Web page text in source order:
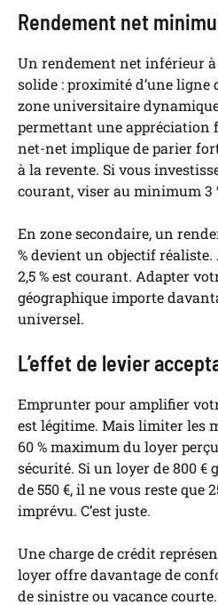
Rendement net
Un rendement net inférieur à
solide : proximité d’une ligne
zone universitaire
permettant une appréciation
net-net implique de parier
à la revente. Si vous
courant, viser au minimum 3
En zone secondaire, un
% devient un objectif réaliste.
2,5 % est courant. Adapter
géographique importe
universel.
L’effet de levier
Emprunter pour amplifier
est légitime. Mais limiter les
60 % maximum du loyer
sécurité. Si un loyer de 800 €
de 550 €, il ne vous reste que
imprévu. C’est juste.
Une charge de crédit
loyer offre davantage de
de sinistre ou vacance courte.